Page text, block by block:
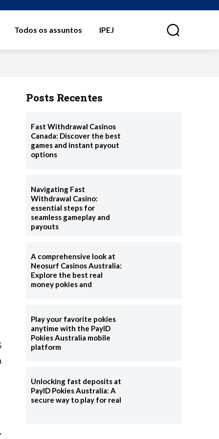
Todos os assuntos IPEJ
Posts Recentes
Fast Withdrawal Casinos
Canada: Discover the best
games and instant payout
options
Navigating Fast
Withdrawal Casino:
essential steps for
seamless gameplay and
payouts
A comprehensive look at
Neosurf Casinos Australia:
Explore the best real
money pokies and
Play your favorite pokies
anytime with the PayID
Pokies Australia mobile
platform
Unlocking fast deposits at
PayID Pokies Australia: A
secure way to play for real